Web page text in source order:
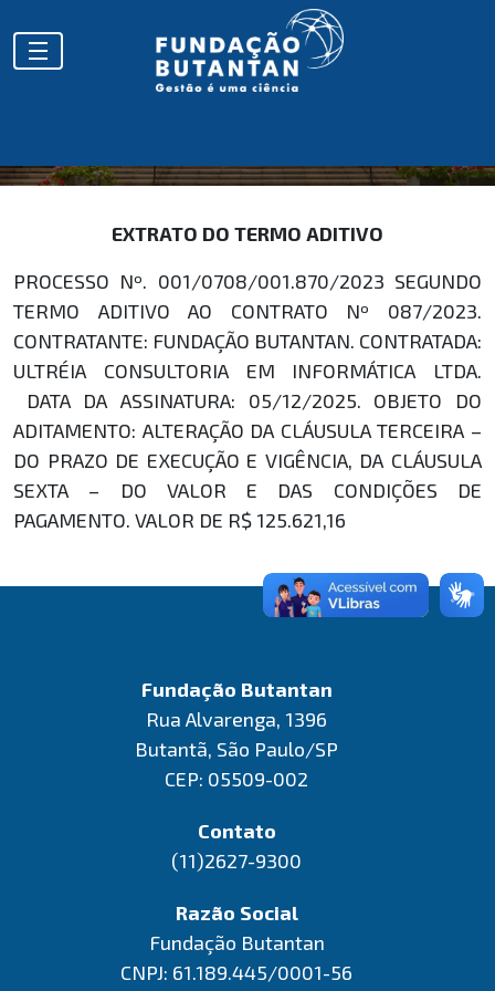
EXTRATOS
EXTRATO DO TERMO ADITIVO
PROCESSO Nº. 001/0708/001.870/2023 SEGUNDO
TERMO ADITIVO AO CONTRATO Nº 087/2023.
CONTRATANTE: FUNDAÇÃO BUTANTAN. CONTRATADA:
ULTRÉIA CONSULTORIA EM INFORMÁTICA LTDA.
DATA DA ASSINATURA: 05/12/2025. OBJETO DO
ADITAMENTO: ALTERAÇÃO DA CLÁUSULA TERCEIRA –
DO PRAZO DE EXECUÇÃO E VIGÊNCIA, DA CLÁUSULA
SEXTA – DO VALOR E DAS CONDIÇÕES DE
PAGAMENTO. VALOR DE R$ 125.621,16
Fundação Butantan
Rua Alvarenga, 1396
Butantã, São Paulo/SP
CEP: 05509-002
Contato
(11)2627-9300
Razão Social
Fundação Butantan
CNPJ: 61.189.445/0001-56